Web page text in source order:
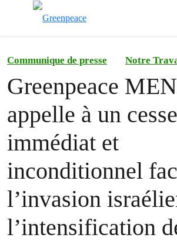
Communique de presse Notre
Greenpeace
appelle à un
immédiat et
inconditionnel
l’invasion
l’intensification